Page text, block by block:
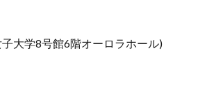
大学8号館6階オーロラホール)